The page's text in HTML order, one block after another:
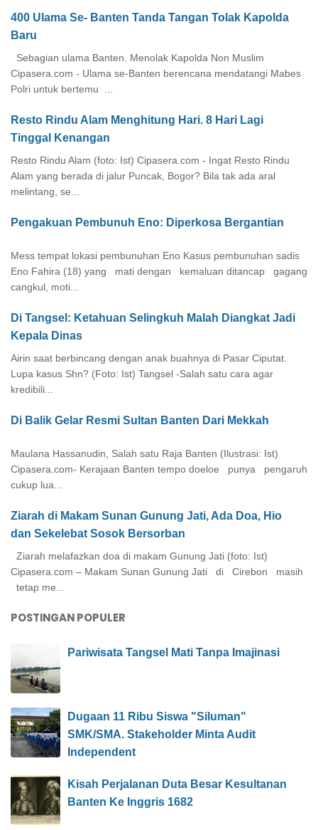
400 Ulama Se- Banten Tanda Tangan Tolak Kapolda
Baru
Sebagian ulama Banten. Menolak Kapolda Non Muslim
Cipasera.com - Ulama se-Banten berencana mendatangi Mabes
Polri untuk bertemu ...
Resto Rindu Alam Menghitung Hari. 8 Hari Lagi
Tinggal Kenangan
Resto Rindu Alam (foto: Ist) Cipasera.com - Ingat Resto Rindu
Alam yang berada di jalur Puncak, Bogor? Bila tak ada aral
melintang, se...
Pengakuan Pembunuh Eno: Diperkosa Bergantian
Mess tempat lokasi pembunuhan Eno Kasus pembunuhan sadis
Eno Fahira (18) yang mati dengan kemaluan ditancap gagang
cangkul, moti...
Di Tangsel: Ketahuan Selingkuh Malah Diangkat Jadi
Kepala Dinas
Airin saat berbincang dengan anak buahnya di Pasar Ciputat.
Lupa kasus Shn? (Foto: Ist) Tangsel -Salah satu cara agar
kredibili...
Di Balik Gelar Resmi Sultan Banten Dari Mekkah
Maulana Hassanudin, Salah satu Raja Banten (Ilustrasi: Ist)
Cipasera.com- Kerajaan Banten tempo doeloe punya pengaruh
cukup lua...
Ziarah di Makam Sunan Gunung Jati, Ada Doa, Hio
dan Sekelebat Sosok Bersorban
Ziarah melafazkan doa di makam Gunung Jati (foto: Ist)
Cipasera.com – Makam Sunan Gunung Jati di Cirebon masih
tetap me...
POSTINGAN POPULER
Pariwisata Tangsel Mati Tanpa Imajinasi
Dugaan 11 Ribu Siswa "Siluman"
SMK/SMA. Stakeholder Minta Audit
Independent
Kisah Perjalanan Duta Besar Kesultanan
Banten Ke Inggris 1682